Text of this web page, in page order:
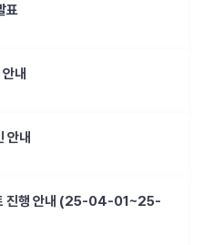
표
내
안내
진행 안내 (25-04-01~25-